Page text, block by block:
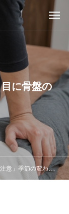
に骨盤の
の変わり目に骨盤の歪みを整える